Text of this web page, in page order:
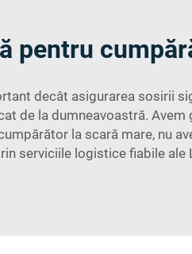
pentru
decât asigurarea sosirii
de la dumneavoastră.
la scară mare, nu
serviciile logistice fiabile ale